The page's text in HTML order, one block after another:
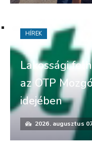
Lakossági
az OTP
idejében
2026. augusztus
HÍREK